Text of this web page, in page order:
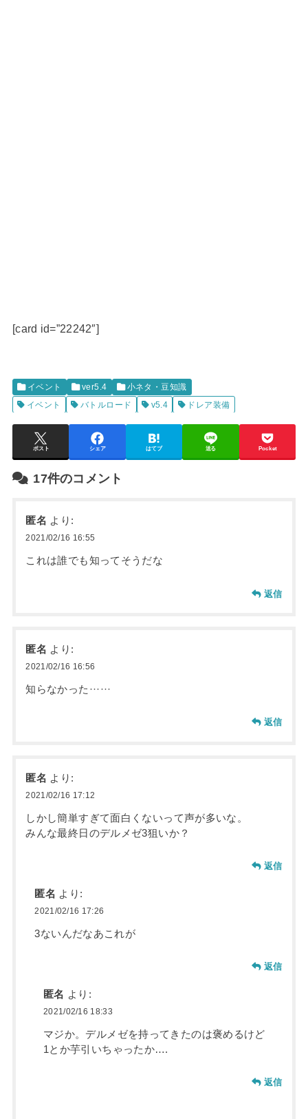
[card id=”22242″]
イベント ver5.4
小ネタ・豆知識
イベント
バトルロード v5.4 ドレア装備
ポスト シェア はてブ 送る Pocket
17件のコメント
匿名 より:
2021/02/16 16:55
これは誰でも知ってそうだな
返信
匿名 より:
2021/02/16 16:56
知らなかった······
返信
匿名 より:
2021/02/16 17:12
しかし簡単すぎて面白くないって声が多いな。
みんな最終日のデルメゼ3狙いか？
返信
匿名 より:
2021/02/16 17:26
3ないんだなあこれが
返信
匿名 より:
2021/02/16 18:33
マジか。デルメゼを持ってきたのは褒めるけど
1とか芋引いちゃったか….
返信